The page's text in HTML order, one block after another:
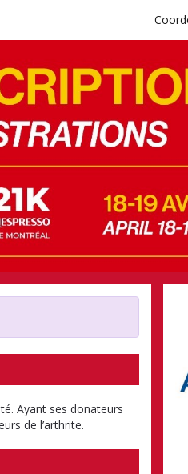
Canada
Ayant ses donateurs
de l’arthrite.